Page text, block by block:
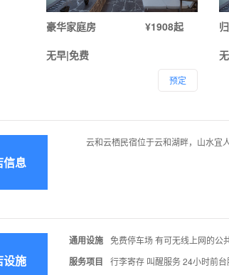
豪华家庭房
¥1908起
无早|免费
预定
信息
云和云栖民宿位于云和湖畔，山水宜人
设施
通用设施 免费停车场 有可无线上网的公
服务项目 行李寄存 叫醒服务 24小时前台